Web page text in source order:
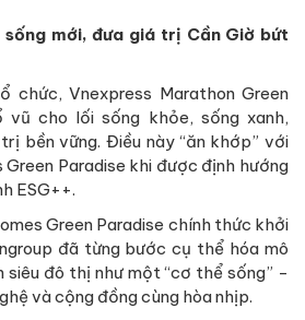
sống mới, đưa giá trị Cần Giờ bứt
chức, Vnexpress Marathon Green
vũ cho lối sống khỏe, sống xanh,
bền vững. Điều này “ăn khớp” với
Paradise khi được định hướng
ESG++.
Green Paradise chính thức khởi
đã từng bước cụ thể hóa mô
siêu đô thị như một “cơ thể sống” -
và cộng đồng cùng hòa nhịp.